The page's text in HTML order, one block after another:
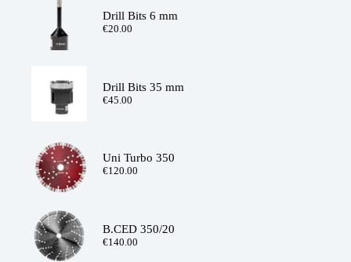
Drill Bits 6 mm
€20.00
Drill Bits 35 mm
€45.00
Uni Turbo 350
€120.00
B.CED 350/20
€140.00